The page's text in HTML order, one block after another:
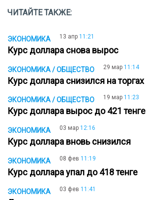
ЧИТАЙТЕ ТАКЖЕ:
ЭКОНОМИКА 13 апр 11:21
Курс доллара снова вырос
ЭКОНОМИКА / ОБЩЕСТВО 29 мар 11:14
Курс доллара снизился на торгах
ЭКОНОМИКА / ОБЩЕСТВО 19 мар 11:23
Курс доллара вырос до 421 тенге
ЭКОНОМИКА 03 мар 12:16
Курс доллара вновь снизился
ЭКОНОМИКА 08 фев 11:19
Курс доллара упал до 418 тенге
ЭКОНОМИКА 03 фев 11:41